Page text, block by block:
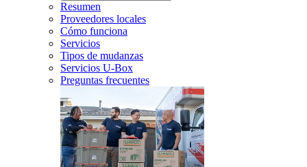
Resumen
Proveedores locales
Cómo funciona
Servicios
Tipos de mudanzas
Servicios U-Box
Preguntas frecuentes